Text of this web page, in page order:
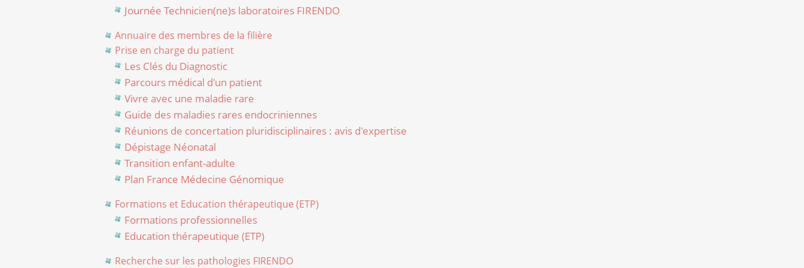
Journée Technicien(ne)s laboratoires FIRENDO
Annuaire des membres de la filière
Prise en charge du patient
Les Clés du Diagnostic
Parcours médical d'un patient
Vivre avec une maladie rare
Guide des maladies rares endocriniennes
Réunions de concertation pluridisciplinaires : avis d'expertise
Dépistage Néonatal
Transition enfant-adulte
Plan France Médecine Génomique
Formations et Education thérapeutique (ETP)
Formations professionnelles
Education thérapeutique (ETP)
Recherche sur les pathologies FIRENDO